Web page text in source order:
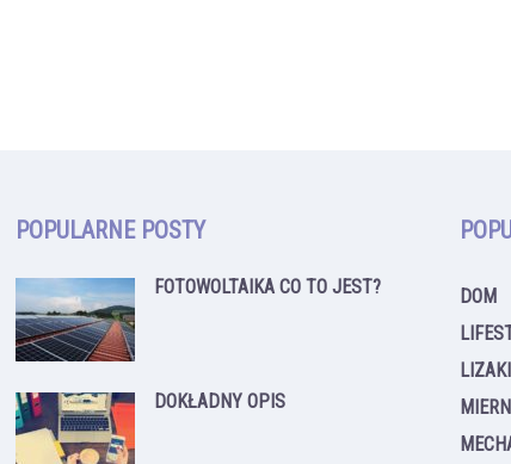
POPULARNE POSTY
FOTOWOLTAIKA CO TO JEST?
DOKŁADNY OPIS
DOM
LIZAKI